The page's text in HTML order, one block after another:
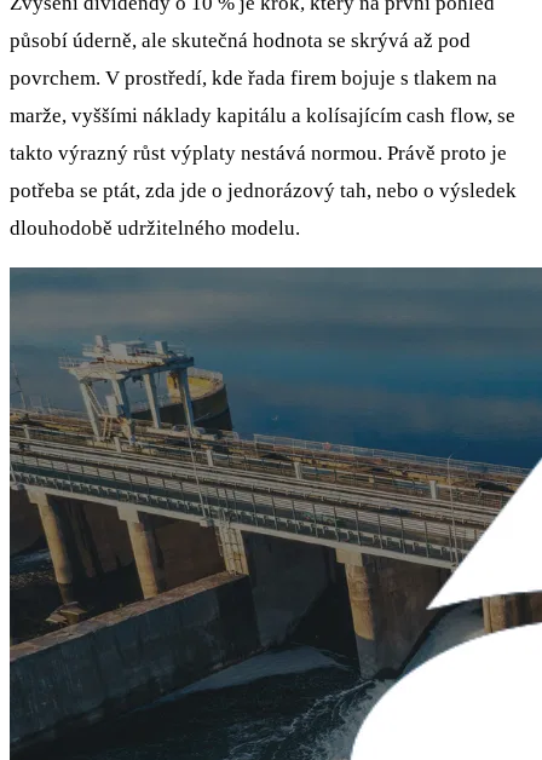
působí úderně, ale skutečná hodnota se skrývá až pod
povrchem. V prostředí, kde řada firem bojuje s tlakem na
marže, vyššími náklady kapitálu a kolísajícím cash flow, se
takto výrazný růst výplaty nestává normou. Právě proto je
potřeba se ptát, zda jde o jednorázový tah, nebo o výsledek
dlouhodobě udržitelného modelu.